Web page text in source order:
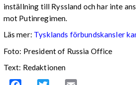
inställning till Ryssland och har inte
mot Putinregimen.
Läs mer: Tysklands förbundskansler
Foto: President of Russia Office
Text: Redaktionen